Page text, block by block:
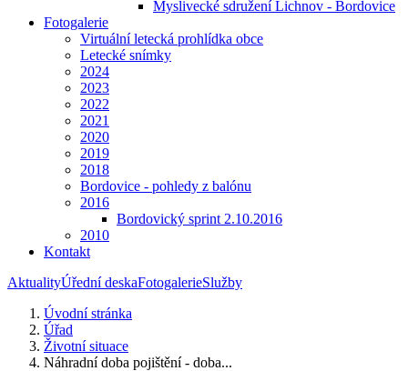
Myslivecké sdružení Lichnov - Bordovice
Fotogalerie
Virtuální letecká prohlídka obce
Letecké snímky
2024
2023
2022
2021
2020
2019
2018
Bordovice - pohledy z balónu
2016
Bordovický sprint 2.10.2016
2010
Kontakt
AktualityÚřední deskaFotogalerieSlužby
Úvodní stránka
Úřad
Životní situace
Náhradní doba pojištění - doba...